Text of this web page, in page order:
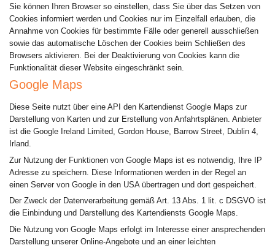
Sie können Ihren Browser so einstellen, dass Sie über das Setzen von
Cookies informiert werden und Cookies nur im Einzelfall erlauben, die
Annahme von Cookies für bestimmte Fälle oder generell ausschließen
sowie das automatische Löschen der Cookies beim Schließen des
Browsers aktivieren. Bei der Deaktivierung von Cookies kann die
Funktionalität dieser Website eingeschränkt sein.
Google Maps
Diese Seite nutzt über eine API den Kartendienst Google Maps zur
Darstellung von Karten und zur Erstellung von Anfahrtsplänen. Anbieter
ist die Google Ireland Limited, Gordon House, Barrow Street, Dublin 4,
Irland.
Zur Nutzung der Funktionen von Google Maps ist es notwendig, Ihre IP
Adresse zu speichern. Diese Informationen werden in der Regel an
einen Server von Google in den USA übertragen und dort gespeichert.
Der Zweck der Datenverarbeitung gemäß Art. 13 Abs. 1 lit. c DSGVO ist
die Einbindung und Darstellung des Kartendiensts Google Maps.
Die Nutzung von Google Maps erfolgt im Interesse einer ansprechenden
Darstellung unserer Online-Angebote und an einer leichten